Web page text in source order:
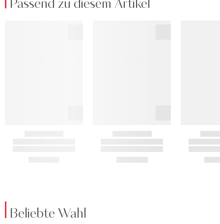
Passend zu diesem Artikel
Beliebte Wahl